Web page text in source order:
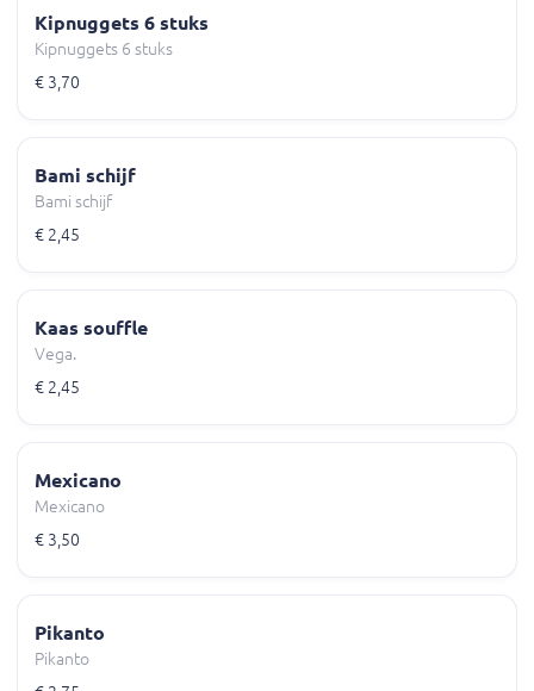
Kipnuggets 6 stuks
Kipnuggets 6 stuks
€ 3,70
Bami schijf
Bami schijf
€ 2,45
Kaas souffle
Vega.
€ 2,45
Mexicano
Mexicano
€ 3,50
Pikanto
Pikanto